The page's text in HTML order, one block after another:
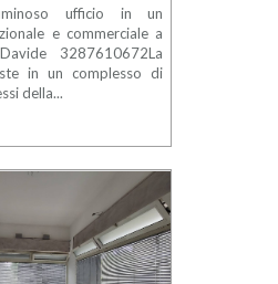
ufficio in un
e commerciale a
3287610672La
in un complesso di
della...